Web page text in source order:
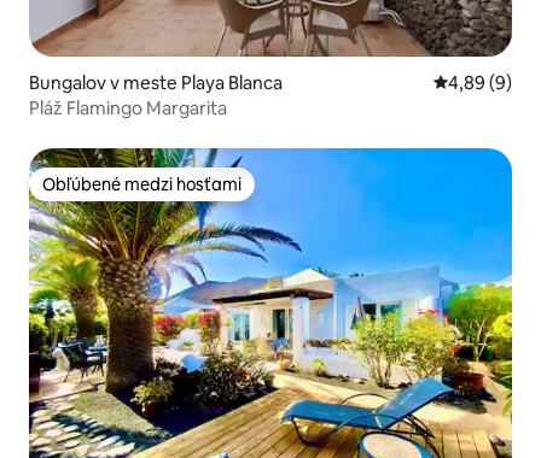
Bungalov v meste Playa Blanca Priemerné
4,89 (9)
Pláž Flamingo Margarita
Obľúbené medzi hosťami
Obľúbené medzi hosťami